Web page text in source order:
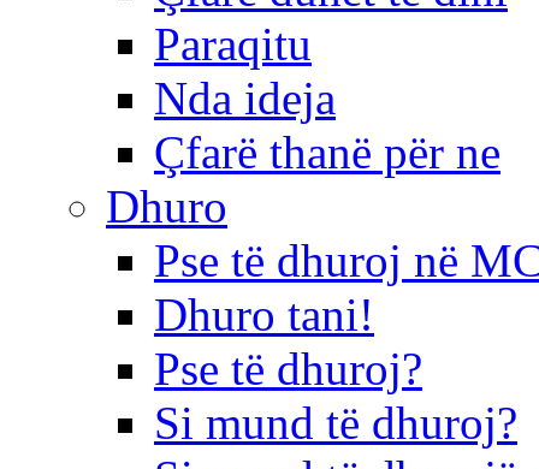
Paraqitu
Nda ideja
Çfarë thanë për ne
Dhuro
Pse të dhuroj në
Dhuro tani!
Pse të dhuroj?
Si mund të dhuroj?